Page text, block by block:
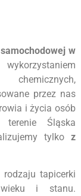
w
przez nas
i życia osób
Śląska
tylkoz
rodzaju tapicerki
i stanu.